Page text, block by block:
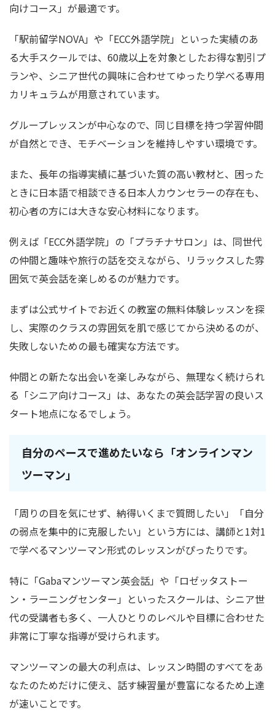
向けコース」が最適です。
「駅前留学NOVA」や「ECC外語学院」といった実績のあ
る大手スクールでは、60歳以上を対象としたお得な割引プ
ランや、シニア世代の興味に合わせてゆったり学べる専用
カリキュラムが用意されています。
グループレッスンが中心なので、同じ目標を持つ学習仲間
が自然とでき、モチベーションを維持しやすい環境です。
また、長年の指導実績に基づいた質の高い教材と、困った
ときに日本語で相談できる日本人カウンセラーの存在も、
初心者の方には大きな安心材料になります。
例えば「ECC外語学院」の「プラチナサロン」は、同世代
の仲間と趣味や旅行の話を交えながら、リラックスした雰
囲気で英会話を楽しめるのが魅力です。
まずは公式サイトでお近くの教室の無料体験レッスンを探
し、実際のクラスの雰囲気を肌で感じてから決めるのが、
失敗しないための最も確実な方法です。
仲間との新たな出会いを楽しみながら、無理なく続けられ
る「シニア向けコース」は、あなたの英会話学習の良いス
タート地点になるでしょう。
自分のペースで進めたいなら「オンラインマン
ツーマン」
「周りの目を気にせず、納得いくまで質問したい」「自分
の弱点を集中的に克服したい」という方には、講師と1対1
で学べるマンツーマン形式のレッスンがぴったりです。
特に「Gabaマンツーマン英会話」や「ロゼッタストー
ン・ラーニングセンター」といったスクールは、シニア世
代の受講者も多く、一人ひとりのレベルや目標に合わせた
非常に丁寧な指導が受けられます。
マンツーマンの最大の利点は、レッスン時間のすべてをあ
なたのためだけに使え、話す練習量が豊富になるため上達
が速いことです。